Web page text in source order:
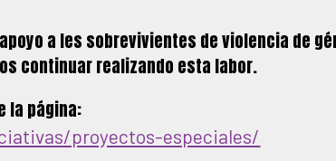
a les sobrevivientes de violencia de
continuar realizando esta labor.
la página:
proyectos-especiales/